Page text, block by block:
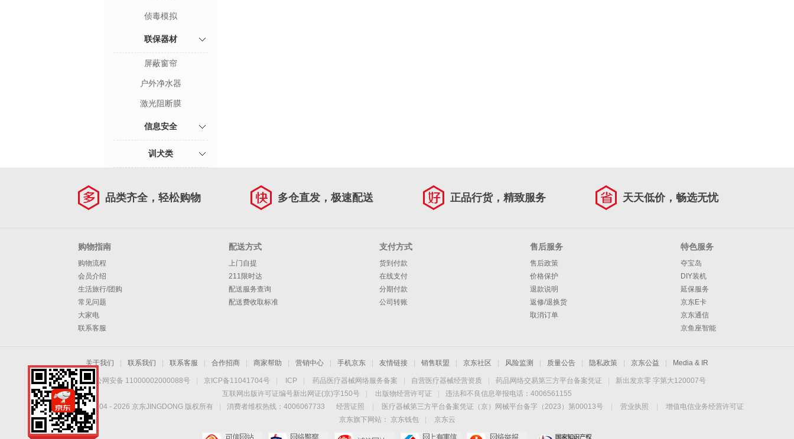
侦毒模拟
联保器材
屏蔽窗帘
户外净水器
激光阻断膜
信息安全
训犬类
品类齐全，轻松购物 多仓直发，极速配送 正品行货，精致服务 天天低价，畅选无忧
购物指南
购物流程
会员介绍
生活旅行/团购
常见问题
大家电
联系客服
配送方式
上门自提
211限时达
配送服务查询
配送费收取标准
支付方式
货到付款
在线支付
分期付款
公司转账
售后服务
售后政策
价格保护
退款说明
返修/退换货
取消订单
特色服务
夺宝岛
DIY装机
延保服务
京东E卡
京东通信
京鱼座智能
关于我们 联系我们 联系客服 合作招商 商家帮助 营销中心 手机京东 友情链接 销售联盟 京东社区 风险监测 质量公告 隐私政策 京东公益 Media & IR
京公网安备 11000002000088号 京ICP备11041704号 ICP 药品医疗器械网络服务备案 自营医疗器械经营资质 药品网络交易第三方平台备案凭证
新出发京零 字第大120007号
互联网出版许可证编号新出网证(京)字150号
出版物经营许可证
违法和不良信息举报电话：4006561155
Copyright © 2004 - 2026 京东JINGDONG 版权所有 消费者维权热线：4006067733 经营证照 医疗器械第三方平台备案凭证（京）网械平台备字（2023）第00013号 营业执照
增值电信业务经营许可证
京东旗下网站：
京东钱包
京东云
手机扫一扫，劲爆优